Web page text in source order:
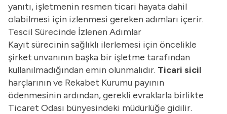
yanıtı, işletmenin resmen ticari hayata dahil
olabilmesi için izlenmesi gereken adımları içerir.
Tescil Sürecinde İzlenen Adımlar
Kayıt sürecinin sağlıklı ilerlemesi için öncelikle
şirket unvanının başka bir işletme tarafından
kullanılmadığından emin olunmalıdır. Ticari sicil
harçlarının ve Rekabet Kurumu payının
ödenmesinin ardından, gerekli evraklarla birlikte
Ticaret Odası bünyesindeki müdürlüğe gidilir.